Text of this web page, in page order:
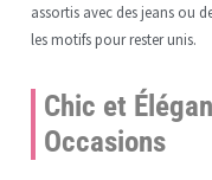
assortis avec des jeans ou
les motifs pour rester unis.
Chic et
Occasions